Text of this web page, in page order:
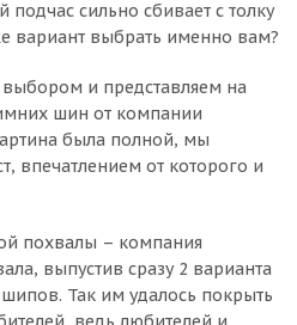
сильно сбивает с толку
вариант выбрать именно вам?
и представляем на
шин от компании
была полной, мы
впечатлением от которого и
похвалы – компания
выпустив сразу 2 варианта
Так им удалось покрыть